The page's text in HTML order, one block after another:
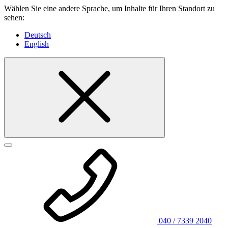
Wählen Sie eine andere Sprache, um Inhalte für Ihren Standort zu
sehen:
Deutsch
English
040 / 7339 2040